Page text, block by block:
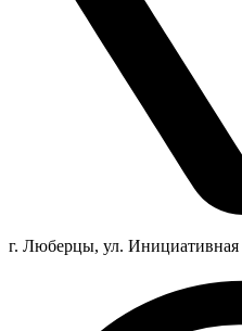
г. Люберцы, ул. Инициативная